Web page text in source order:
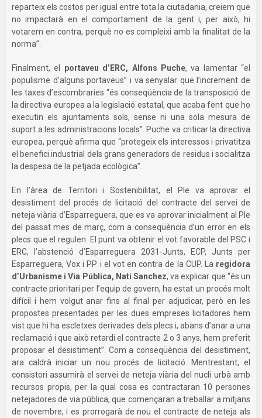
reparteix els costos per igual entre tota la ciutadania, creiem que
no impactarà en el comportament de la gent i, per això, hi
votarem en contra, perquè no es compleixi amb la finalitat de la
norma”.
Finalment, el portaveu d’ERC, Alfons Puche, va lamentar “el
populisme d’alguns portaveus” i va senyalar que l’increment de
les taxes d’escombraries “és conseqüència de la transposició de
la directiva europea a la legislació estatal, que acaba fent que ho
executin els ajuntaments sols, sense ni una sola mesura de
suport a les administracions locals”. Puche va criticar la directiva
europea, perquè afirma que “protegeix els interessos i privatitza
el benefici industrial dels grans generadors de residus i socialitza
la despesa de la petjada ecològica”.
En l’àrea de Territori i Sostenibilitat, el Ple va aprovar el
desistiment del procés de licitació del contracte del servei de
neteja viària d’Esparreguera, que es va aprovar inicialment al Ple
del passat mes de març, com a conseqüència d’un error en els
plecs que el regulen. El punt va obtenir el vot favorable del PSC i
ERC, l’abstenció d’Esparreguera 2031-Junts, ECP, Junts per
Esparreguera, Vox i PP i el vot en contra de la CUP. La regidora
d’Urbanisme i Via Pública, Nati Sanchez, va explicar que “és un
contracte prioritari per l’equip de govern, ha estat un procés molt
difícil i hem volgut anar fins al final per adjudicar, però en les
propostes presentades per les dues empreses licitadores hem
vist que hi ha escletxes derivades dels plecs i, abans d’anar a una
reclamació i que això retardi el contracte 2 o 3 anys, hem preferit
proposar el desistiment”. Com a conseqüència del desistiment,
ara caldrà iniciar un nou procés de licitació. Mentrestant, el
consistori assumirà el servei de neteja viària del nucli urbà amb
recursos propis, per la qual cosa es contractaran 10 persones
netejadores de via pública, que començaran a treballar a mitjans
de novembre, i es prorrogarà de nou el contracte de neteja als